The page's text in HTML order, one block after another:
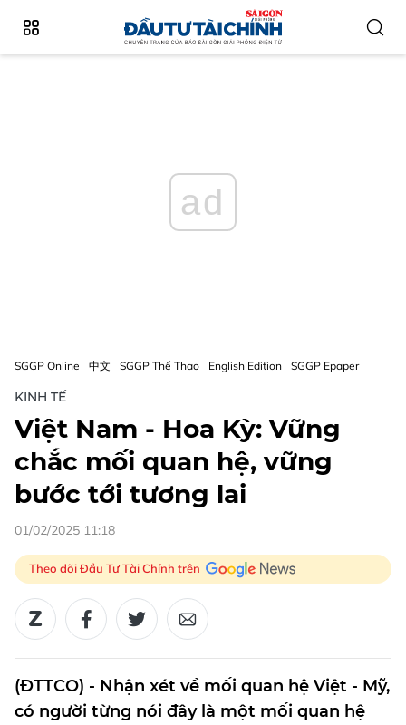
ad
SGGP Online 中文 SGGP Thể Thao English Edition SGGP Epaper
KINH TẾ
Việt Nam - Hoa Kỳ: Vững
chắc mối quan hệ, vững
bước tới tương lai
01/02/2025 11:18
Theo dõi Đầu Tư Tài Chính trên
(ĐTTCO) - Nhận xét về mối quan hệ Việt - Mỹ,
có người từng nói đây là một mối quan hệ